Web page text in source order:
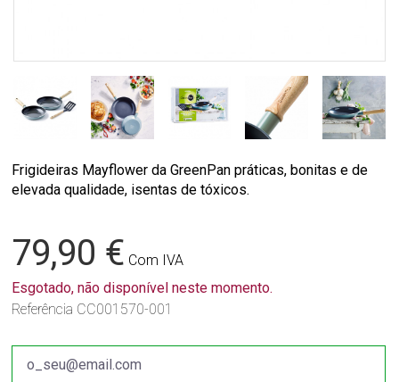
Frigideiras Mayflower da GreenPan práticas, bonitas e de
elevada qualidade, isentas de tóxicos.
79,90 € Com IVA
Esgotado, não disponível neste momento.
Referência CC001570-001